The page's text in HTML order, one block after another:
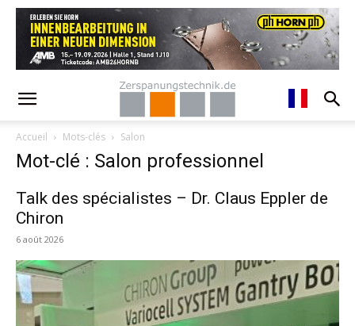
Accueil Mots-clés Salon
Mot-clé : Salon professionnel
Talk des spécialistes – Dr. Claus Eppler de
Chiron
6 août 2026